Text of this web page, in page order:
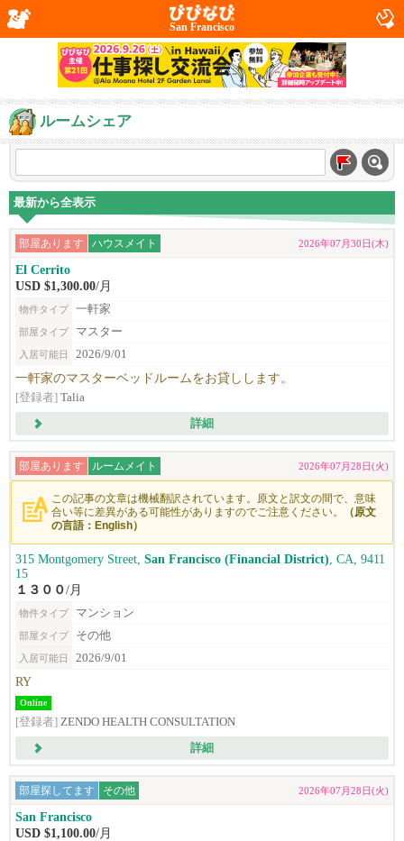
San Francisco
ルームシェア
最新から全表示
部屋あります ハウスメイト 2026年07月30日(木)
El Cerrito
USD $1,300.00/月
物件タイプ 一軒家
部屋タイプ マスター
入居可能日 2026/9/01
一軒家のマスターベッドルームをお貸しします。
[登録者] Talia
詳細
部屋あります ルームメイト 2026年07月28日(火)
この記事の文章は機械翻訳されています。原文と訳文の間で、意味
合い等に差異がある可能性がありますのでご注意ください。
（原文
の言語：English）
315 Montgomery Street, San Francisco (Financial District) , CA, 9411
15
１３００/月
物件タイプ マンション
部屋タイプ その他
入居可能日 2026/9/01
RY
Online
[登録者] ZENDO HEALTH CONSULTATION
詳細
部屋探してます その他 2026年07月28日(火)
San Francisco
USD $1,100.00/月